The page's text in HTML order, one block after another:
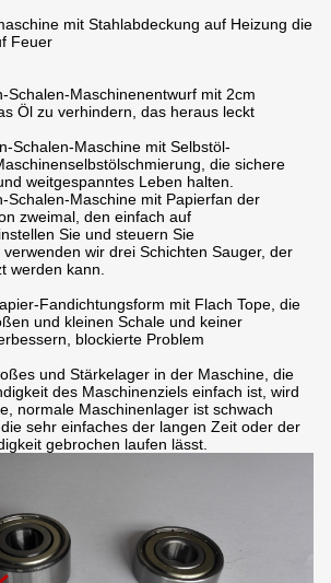
mit Stahlabdeckung auf Heizung die
Feuer
Schalen-Maschinenentwurf mit 2cm
Öl zu verhindern, das heraus leckt
Schalen-Maschine mit Selbstöl-
die sichere
weitgespanntes Leben halten.
Schalen-Maschine mit Papierfan der
zweimal, den einfach auf
Sie und steuern Sie
wir drei Schichten Sauger, der
werden kann.
Fandichtungsform mit Flach Tope, die
und kleinen Schale und keiner
blockierte Problem
und Stärkelager in der Maschine, die
des Maschinenziels einfach ist, wird
normale Maschinenlager ist schwach
sehr einfaches der langen Zeit oder der
gebrochen laufen lässt.